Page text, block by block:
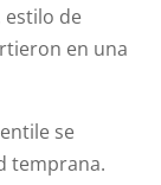
estilo de
en una
se
temprana.